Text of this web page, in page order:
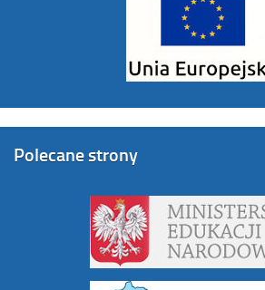
Polecane strony